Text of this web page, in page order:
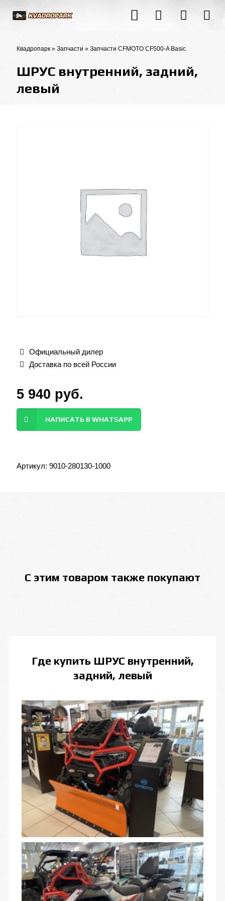
Квадропарк » Запчасти » Запчасти CFMOTO CF500-A Basic
ШРУС внутренний, задний,
левый
Официальный дилер
Доставка по всей России
5 940 руб.
НАПИСАТЬ В WHATSAPP
Артикул: 9010-280130-1000
С этим товаром также покупают
Где купить ШРУС внутренний,
задний, левый